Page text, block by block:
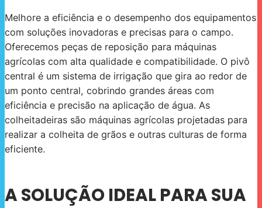
Melhore a eficiência e o desempenho dos equipamentos
com soluções inovadoras e precisas para o campo.
Oferecemos peças de reposição para máquinas
agrícolas com alta qualidade e compatibilidade. O pivô
central é um sistema de irrigação que gira ao redor de
um ponto central, cobrindo grandes áreas com
eficiência e precisão na aplicação de água. As
colheitadeiras são máquinas agrícolas projetadas para
realizar a colheita de grãos e outras culturas de forma
eficiente.
A SOLUÇÃO IDEAL PARA SUA